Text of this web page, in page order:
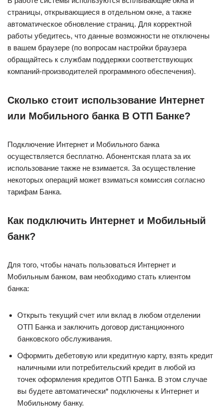
страницы, открывающиеся в отдельном окне, а также
автоматическое обновление страниц. Для корректной
работы убедитесь, что данные возможности не отключены
в вашем браузере (по вопросам настройки браузера
обращайтесь к службам поддержки соответствующих
компаний-производителей программного обеспечения).
Сколько стоит использование Интернет
или Мобильного банка В ОТП Банке?
Подключение Интернет и Мобильного банка
осуществляется бесплатно. Абонентская плата за их
использование также не взимается. За осуществление
некоторых операций может взиматься комиссия согласно
тарифам Банка.
Как подключить Интернет и Мобильный
банк?
Для того, чтобы начать пользоваться Интернет и
Мобильным банком, вам необходимо стать клиентом
банка:
Открыть текущий счет или вклад в любом отделении
ОТП Банка и заключить договор дистанционного
банковского обслуживания.
Оформить дебетовую или кредитную карту, взять кредит
наличными или потребительский кредит в любой из
точек оформления кредитов ОТП Банка. В этом случае
вы будете автоматически* подключены к Интернет и
Мобильному банку.